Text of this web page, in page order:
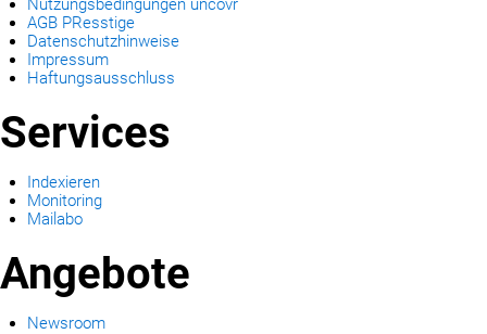
Nutzungsbedingungen uncovr
AGB PResstige
Datenschutzhinweise
Impressum
Haftungsausschluss
Services
Indexieren
Monitoring
Mailabo
Angebote
Newsroom